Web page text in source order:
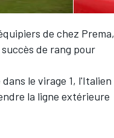
de chez Prema,
de rang pour
le virage 1, l'Italien
la ligne extérieure